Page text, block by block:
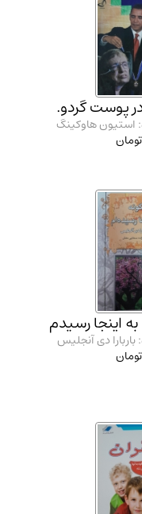
پوست گردو.
استیون هاوکینگ
تومان
اینجا رسیدم
دی آنجلیس
تومان